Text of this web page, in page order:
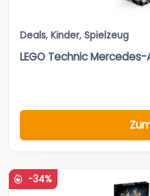
Deals, Kinder, Spielzeug
LEGO Technic Mercedes-
-34%